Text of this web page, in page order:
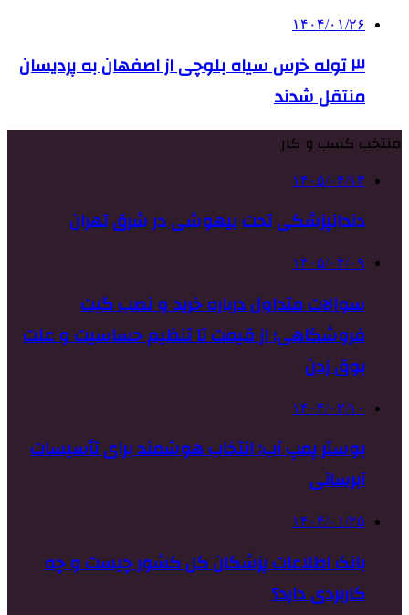
۱۴۰۴/۰۱/۲۶
۳ توله خرس سیاه بلوچی از اصفهان به پردیسان
منتقل شدند
منتخب کسب و کار
۱۴۰۵/۰۴/۱۳
دندانپزشکی تحت بیهوشی در شرق تهران
۱۴۰۵/۰۴/۰۹
سوالات متداول درباره خرید و نصب گیت
فروشگاهی؛ از قیمت تا تنظیم حساسیت و علت
بوق زدن
۱۴۰۴/۰۲/۱۰
بوستر پمپ آب: انتخاب هوشمند برای تأسیسات
آبرسانی
۱۴۰۴/۰۱/۲۵
بانک اطلاعات پزشکان کل کشور چیست و چه
کاربردی دارد؟